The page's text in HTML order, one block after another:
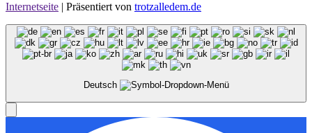
Internetseite | Präsentiert von trotzalledem.de
Deutsch